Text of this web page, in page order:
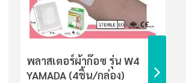
พลาสเตอร์ผ้าก๊อซ รุ่น W4
YAMADA (4ชิ้น/กล่อง)